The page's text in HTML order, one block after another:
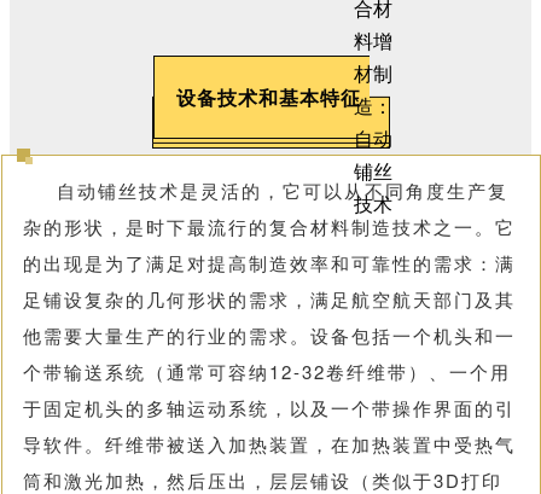
设备技术和基本特征
自动铺丝技术是灵活的，它可以从不同角度生产复
杂的形状，是时下最流行的复合材料制造技术之一。它
的出现是为了满足对提高制造效率和可靠性的需求：满
足铺设复杂的几何形状的需求，满足航空航天部门及其
他需要大量生产的行业的需求。设备包括一个机头和一
个带输送系统（通常可容纳12-32卷纤维带）、一个用
于固定机头的多轴运动系统，以及一个带操作界面的引
导软件。纤维带被送入加热装置，在加热装置中受热气
筒和激光加热，然后压出，层层铺设（类似于3D打印